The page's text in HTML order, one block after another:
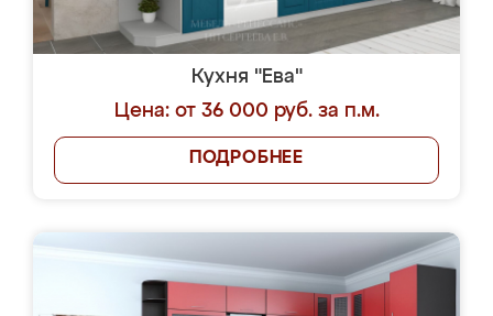
Кухня "Ева"
Цена: от 36 000 руб. за п.м.
ПОДРОБНЕЕ